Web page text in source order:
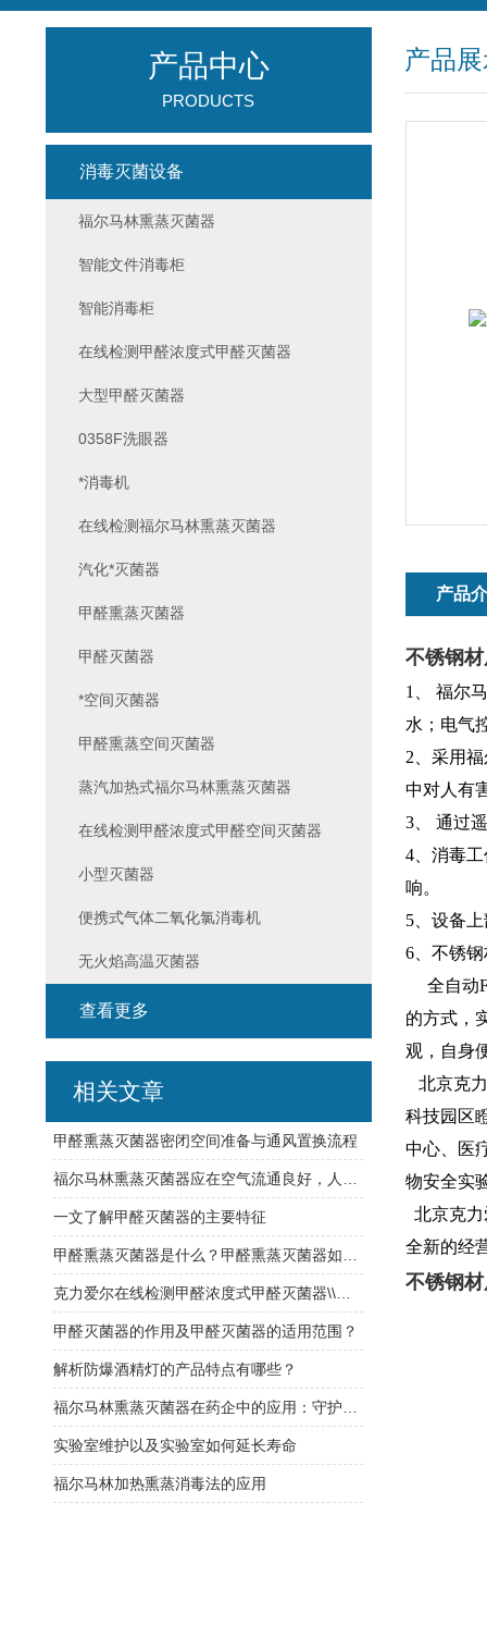
产品
产品
不锈钢
1、 福尔
水；电气
2、采用
中对人有
3、 通过
4、消毒
响。
5、设备
6、不锈
全自动
的方式，
观，自身
北京克
科技园区
中心、
医
物安全实
北京克
全新的经
不锈钢
产品中心
PRODUCTS
消毒灭菌设备
福尔马林熏蒸灭菌器
智能文件消毒柜
智能消毒柜
在线检测甲醛浓度式甲醛灭菌器
大型甲醛灭菌器
0358F洗眼器
*消毒机
在线检测福尔马林熏蒸灭菌器
汽化*灭菌器
甲醛熏蒸灭菌器
甲醛灭菌器
*空间灭菌器
甲醛熏蒸空间灭菌器
蒸汽加热式福尔马林熏蒸灭菌器
在线检测甲醛浓度式甲醛空间灭菌器
小型灭菌器
便携式气体二氧化氯消毒机
无火焰高温灭菌器
查看更多
相关文章
甲醛熏蒸灭菌器密闭空间准备与通风置换流程
一文了解甲醛灭菌器的主要特征
甲醛灭菌器的作用及甲醛灭菌器的适用范围？
解析防爆酒精灯的产品特点有哪些？
实验室维护以及实验室如何延长寿命
福尔马林加热熏蒸消毒法的应用